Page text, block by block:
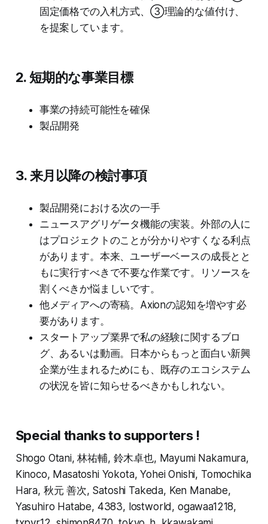
固定価格での入札方式、③理論的な値付け、
を提案しています。
2. 短期的な事業目標
事業の持続可能性を確保
製品開発
3. 来月以降の検討事項
製品開発における次の一手
ニュースアグリゲータ機能の実装。外部の人に
はプロジェクトのことが分かりやすくなる利点
があります。本来、ユーザーベースの成長とと
もに実行すべきで不要な作業です。リソースを
割くべきか悩ましいです。
他メディアへの寄稿。Axionの認知を増やす必
要があります。
スタートアップ業界で私の経験に関するブロ
グ、あるいは動画。日本からもっと面白い新興
企業が生まれるためにも、既存のエコシステム
の状況を皆に知らせるべきかもしれない。
Special thanks to supporters !
Shogo Otani, 林祐輔, 鈴木卓也, Mayumi Nakamura,
Kinoco, Masatoshi Yokota, Yohei Onishi, Tomochika
Hara, 秋元 善次, Satoshi Takeda, Ken Manabe,
Yasuhiro Hatabe, 4383, lostworld, ogawaa1218,